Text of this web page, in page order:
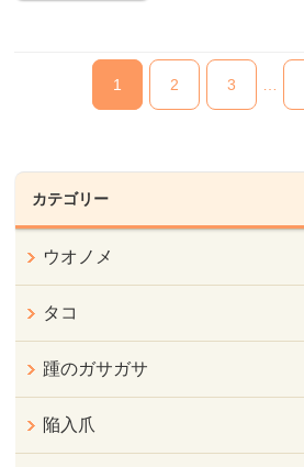
1 2 3 …
カテゴリー
ウオノメ
タコ
踵のガサガサ
陥入爪